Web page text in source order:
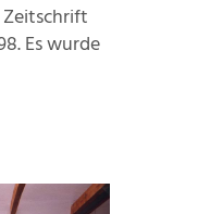
Zeitschrift
Es wurde